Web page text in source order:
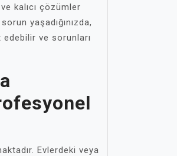
kalıcı çözümler
yaşadığınızda,
ve sorunları
Evlerdeki veya